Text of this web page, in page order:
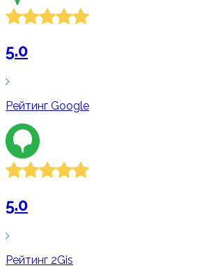
5.0
Рейтинг Google
5.0
Рейтинг 2Gis